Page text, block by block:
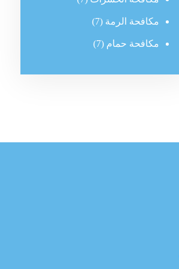
مكافحة الرمة (7)
مكافحة حمام (7)